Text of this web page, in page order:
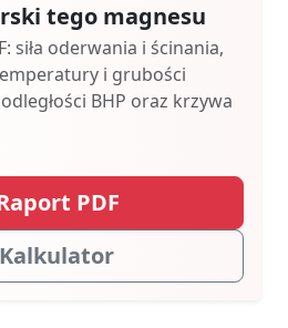
tego magnesu
siła oderwania i ścinania,
i grubości
BHP oraz krzywa
PDF
Kalkulator